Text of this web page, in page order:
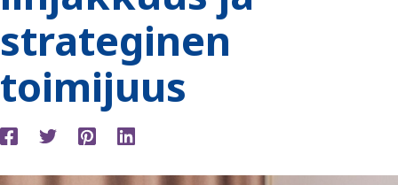
strateginen
toimijuus